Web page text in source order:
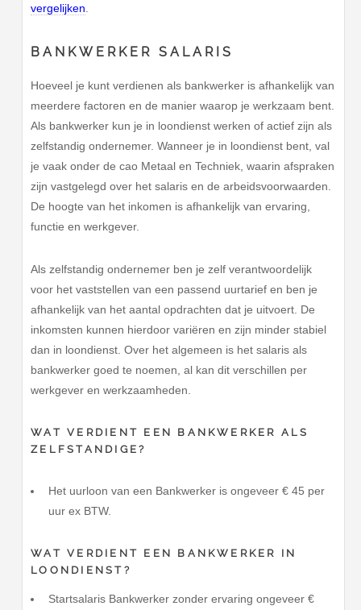
vergelijken
BANKWERKER SALARIS
Hoeveel je kunt verdienen als bankwerker is afhankelijk van
meerdere factoren en de manier waarop je werkzaam bent.
Als bankwerker kun je in loondienst werken of actief zijn als
zelfstandig ondernemer. Wanneer je in loondienst bent, val
je vaak onder de cao Metaal en Techniek, waarin afspraken
zijn vastgelegd over het salaris en de arbeidsvoorwaarden.
De hoogte van het inkomen is afhankelijk van ervaring,
functie en werkgever.
Als zelfstandig ondernemer ben je zelf verantwoordelijk
voor het vaststellen van een passend uurtarief en ben je
afhankelijk van het aantal opdrachten dat je uitvoert. De
inkomsten kunnen hierdoor variëren en zijn minder stabiel
dan in loondienst. Over het algemeen is het salaris als
bankwerker goed te noemen, al kan dit verschillen per
werkgever en werkzaamheden.
WAT VERDIENT EEN BANKWERKER ALS
ZELFSTANDIGE?
Het uurloon van een Bankwerker is ongeveer € 45 per
uur ex BTW.
WAT VERDIENT EEN BANKWERKER IN
LOONDIENST?
Startsalaris Bankwerker zonder ervaring ongeveer €